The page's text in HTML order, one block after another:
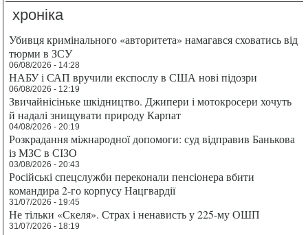
хроніка
Убивця кримінального «авторитета» намагався сховатись від
тюрми в ЗСУ
06/08/2026 - 14:28
НАБУ і САП вручили експослу в США нові підозри
06/08/2026 - 12:19
Звичайнісіньке шкідництво. Джипери і мотокросери хочуть
й надалі знищувати природу Карпат
04/08/2026 - 20:19
Розкрадання міжнародної допомоги: суд відправив Банькова
із МЗС в СІЗО
03/08/2026 - 20:43
Російські спецслужби переконали пенсіонера вбити
командира 2-го корпусу Нацгвардії
31/07/2026 - 19:45
Не тільки «Скеля». Страх і ненависть у 225-му ОШП
31/07/2026 - 18:19